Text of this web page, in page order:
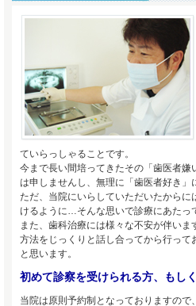
ていらっしゃることです。
今まで長い間培ってきたその「歯医者嫌
は申しませんし、無理に「歯医者好き」
ただ、当院にいらしていただいたから
けるように…そんな思いで診療にあたっ
また、歯科治療には様々な不安が伴い
方法をじっくりと話し合ってから行っ
と思います。
初めて診察を受けられる方、もし
当院は原則予約制となっておりますので、